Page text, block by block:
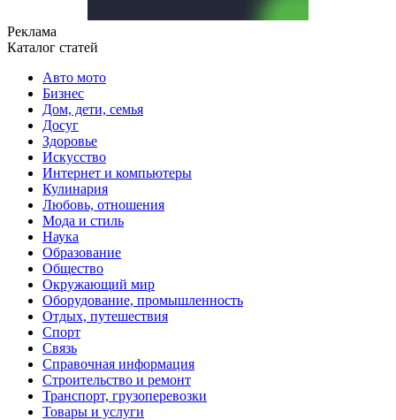
Реклама
Каталог статей
Авто мото
Бизнес
Дом, дети, семья
Досуг
Здоровье
Искусство
Интернет и компьютеры
Кулинария
Любовь, отношения
Мода и стиль
Наука
Образование
Общество
Окружающий мир
Оборудование, промышленность
Отдых, путешествия
Спорт
Связь
Справочная информация
Строительство и ремонт
Транспорт, грузоперевозки
Товары и услуги